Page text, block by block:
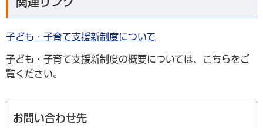
子ども・子育て支援新制度について
子ども・子育て支援新制度の概要については、こちらをご
覧ください。
お問い合わせ先